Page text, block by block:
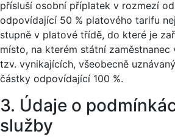
přísluší osobní příplatek v rozmezí
odpovídající 50 % platového tarifu
stupně v platové třídě, do které je
místo, na kterém státní zaměstnanec
tzv. vynikajících, všeobecně
částky odpovídající 100 %.
3. Údaje o
služby